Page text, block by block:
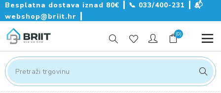
Besplatna dostava iznad 80€ ┃ 📞 033/400-231
📬
webshop@briit.hr
(0)